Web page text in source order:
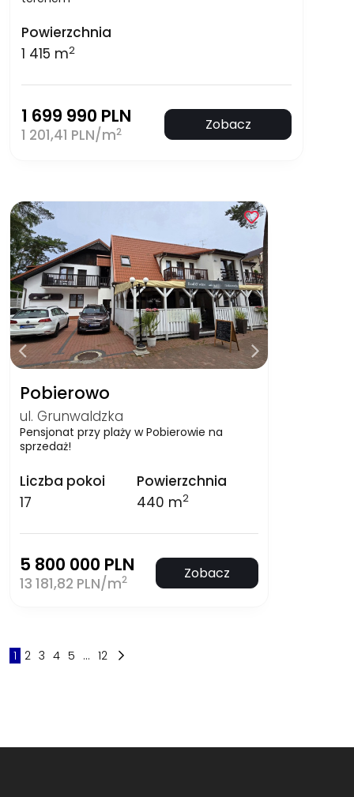
Powierzchnia
1 415 m2
1 699 990 PLN
1 201,41 PLN/m2 Zobacz
Pobierowo
ul. Grunwaldzka
Pensjonat przy plaży w Pobierowie na
sprzedaż!
Liczba pokoi
17
Powierzchnia
440 m2
5 800 000 PLN
13 181,82 PLN/m2 Zobacz
1 2 3 4 5 ... 12